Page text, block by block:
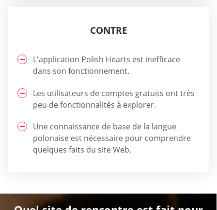
CONTRE
L'application Polish Hearts est inefficace
dans son fonctionnement.
Les utilisateurs de comptes gratuits ont très
peu de fonctionnalités à explorer.
Une connaissance de base de la langue
polonaise est nécessaire pour comprendre
quelques faits du site Web.